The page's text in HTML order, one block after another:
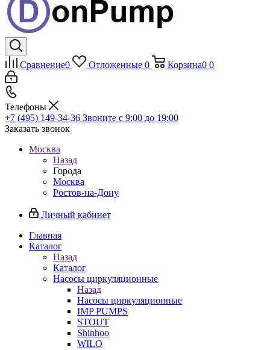
Сравнение0 Отложенные 0 Корзина0 0
Телефоны
+7 (495) 149-34-36 Звоните с 9:00 до 19:00
Заказать звонок
Москва
Назад
Города
Москва
Ростов-на-Дону
Личный кабинет
Главная
Каталог
Назад
Каталог
Насосы циркуляционные
Назад
Насосы циркуляционные
IMP PUMPS
STOUT
Shinhoo
WILO